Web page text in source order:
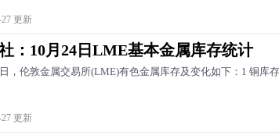
27 更新
：10月24日LME基本金属库存统计
，伦敦金属交易所(LME)有色金属库存及变化如下：1 铜库
27 更新